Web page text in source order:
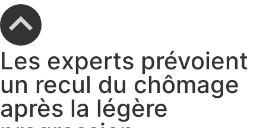
Les experts prévoient
un recul du chômage
après la légère